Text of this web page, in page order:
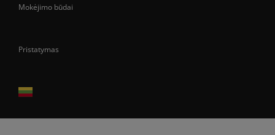
Mokėjimo būdai
Pristatymas